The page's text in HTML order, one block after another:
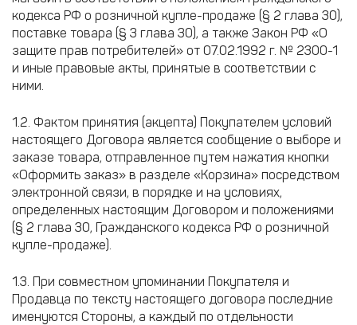
кодекса РФ о розничной купле-продаже (§ 2 глава 30),
поставке товара (§ 3 глава 30), а также Закон РФ «О
защите прав потребителей» от 07.02.1992 г. № 2300-1
и иные правовые акты, принятые в соответствии с
ними.
1.2. Фактом принятия (акцепта) Покупателем условий
настоящего Договора является сообщение о выборе и
заказе товара, отправленное путем нажатия кнопки
«Оформить заказ» в разделе «Корзина» посредством
электронной связи, в порядке и на условиях,
определенных настоящим Договором и положениями
(§ 2 глава 30, Гражданского кодекса РФ о розничной
купле-продаже).
1.3. При совместном упоминании Покупателя и
Продавца по тексту настоящего договора последние
именуются Стороны, а каждый по отдельности